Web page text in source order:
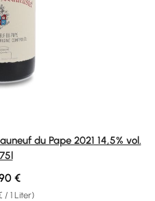
du Pape 2021 14,5% vol.
/ 1 Liter)
Preis:
€